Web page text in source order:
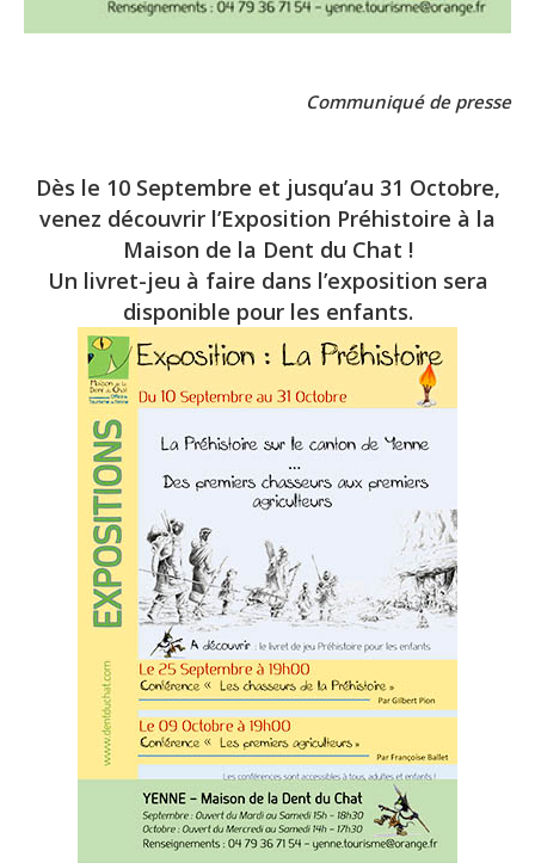
Communiqué de presse
Dès le 10 Septembre et jusqu’au 31 Octobre,
venez découvrir l’Exposition Préhistoire à la
Maison de la Dent du Chat !
Un livret-jeu à faire dans l’exposition sera
disponible pour les enfants.